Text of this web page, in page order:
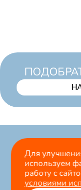
Для
используем
работу с
условиями
Самара, ул. 22
207 оф. 3, 1 этаж
8 (846) 233-70-